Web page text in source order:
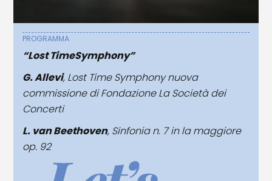
PROGRAMMA
“Lost TimeSymphony”
G. Allevi, Lost Time Symphony nuova
commissione di Fondazione La Società dei
Concerti
L. van Beethoven, Sinfonia n. 7 in la maggiore
op. 92